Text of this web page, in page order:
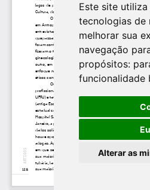
Este site
tecnologias de
melhorar sua
navegação
propósitos:
funcionalidade
Alterar as